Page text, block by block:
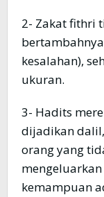
2- Zakat fithri
kesalahan),
ukuran.
3- Hadits
dijadikan
orang yang
kemampuan